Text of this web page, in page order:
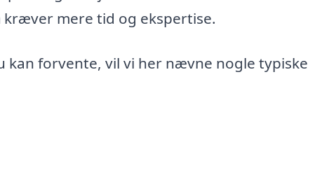
mere tid og ekspertise.
kan forvente, vil vi her nævne nogle typiske